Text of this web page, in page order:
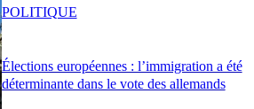
Élections européennes : l’immigration a été
déterminante dans le vote des allemands
POLITIQUE